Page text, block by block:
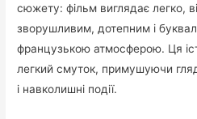
сюжету: фільм виглядає легко,
зворушливим, дотепним і
французькою атмосферою. Ця
легкий смуток, примушуючи
і навколишні події.